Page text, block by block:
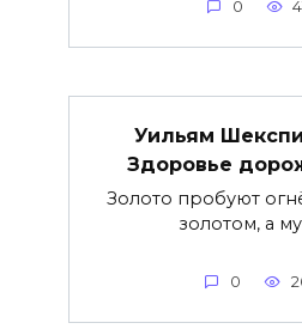
0
Уильям
Здоровье
Золото пробуют
золотом, а
0